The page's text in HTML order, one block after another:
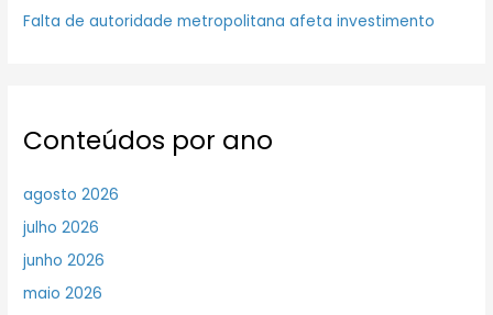
Falta de autoridade metropolitana afeta investimento
Conteúdos por ano
agosto 2026
julho 2026
junho 2026
maio 2026